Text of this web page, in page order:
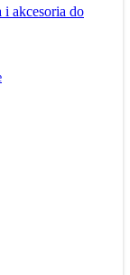
i akcesoria do